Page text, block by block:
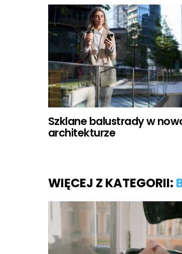
Szklane balustrady w
architekturze
WIĘCEJ Z KATEGORII: